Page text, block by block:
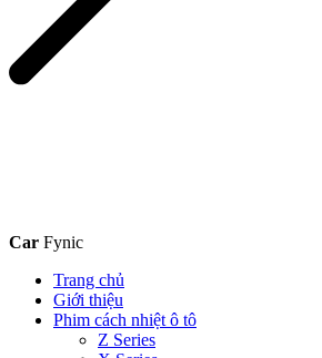
Car Fynic
Trang chủ
Giới thiệu
Phim cách nhiệt ô tô
Z Series